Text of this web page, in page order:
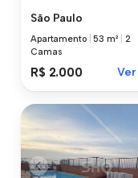
São Paulo
Apartamento |53 m²
2
Camas
R$ 2.000 Ver